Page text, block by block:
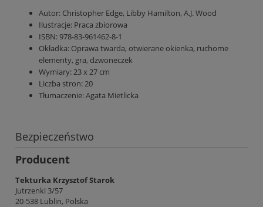
Autor: Christopher Edge, Libby Hamilton, A.J. Wood
Ilustracje: Praca zbiorowa
ISBN: 978-83-961462-8-1
Okładka: Oprawa twarda, otwierane okienka, ruchome
elementy, gra, dzwoneczek
Wymiary:23 x 27 cm
Liczba stron:20
Tłumaczenie:Agata Mietlicka
Bezpieczeństwo
Producent
Tekturka Krzysztof Starok
Jutrzenki 3/57
20-538 Lublin, Polska